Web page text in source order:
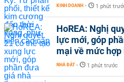
KINH DOANH - 1 phút
HoREA: Nghị
lực mới, góp
mại về mức hợp
NHÀ ĐẤT - 1 phút trước